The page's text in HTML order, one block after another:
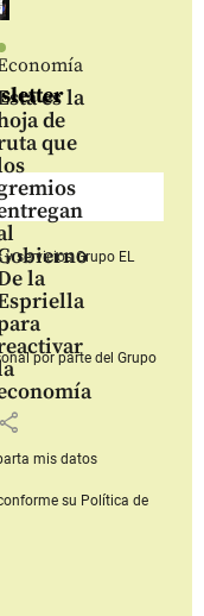
es la
de
que
la
share
y serviciosGrupo EL
por parte del Grupo
mis datos
su Política de